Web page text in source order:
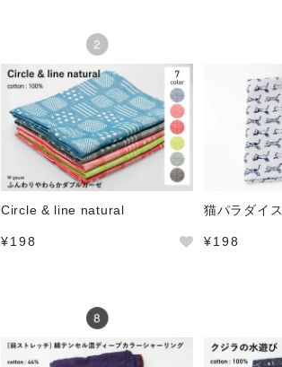
Circle & line natural
¥198
猫パラダイス
¥198